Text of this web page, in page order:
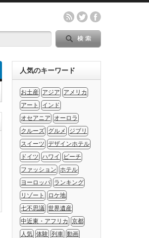
人気のキーワード
お土産 アジア
アメリカ
アート
インド
オセアニア
オーロラ
クルーズ グルメ
ジブリ
スイーツ デザインホテル
ドイツ ハワイ
ビーチ
ファッション ホテル
ヨーロッパ ランキング
リゾート
ロケ地
七不思議 世界遺産
中近東・アフリカ
京都
人気 体験 列車 動画